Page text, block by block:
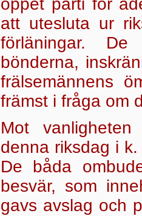
öppet parti för
att utesluta ur
för­läningar.
bönderna,
frälsemännens
främst i fråga om
Mot
denna riksdag i
De båda
besvär, som
gavs avslag och